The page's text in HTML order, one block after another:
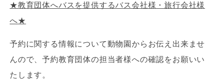
★教育団体へバスを提供するバス会社様・旅行会社様
へ★
予約に関する情報について動物園からお伝え出来ませ
んので、予約教育団体の担当者様への確認をお願いい
たします。